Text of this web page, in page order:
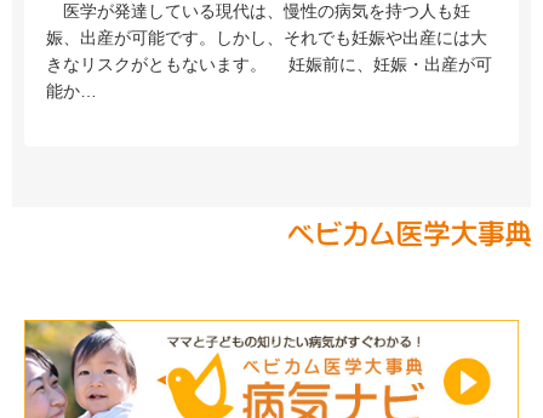
医学が発達している現代は、慢性の病気を持つ人も妊
娠、出産が可能です。しかし、それでも妊娠や出産には大
きなリスクがともないます。 妊娠前に、妊娠・出産が可
能か…